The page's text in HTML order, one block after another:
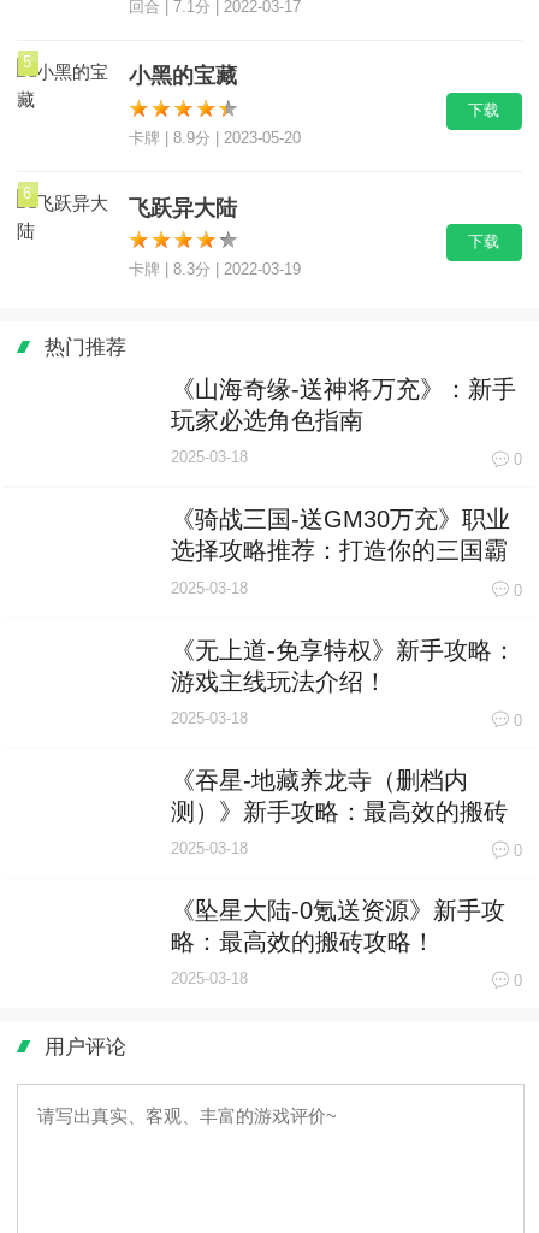
回合 | 7.1分 | 2022-03-17
5
小黑的宝藏
卡牌 | 8.9分 | 2023-05-20
下载
6
飞跃异大陆
卡牌 | 8.3分 | 2022-03-19
下载
热门推荐
《山海奇缘-送神将万充》：新手
玩家必选角色指南
2025-03-18 0
《骑战三国-送GM30万充》职业
选择攻略推荐：打造你的三国霸
主之路
2025-03-18 0
《无上道-免享特权》新手攻略：
游戏主线玩法介绍！
2025-03-18 0
《吞星-地藏养龙寺（删档内
测）》新手攻略：最高效的搬砖
攻略！
2025-03-18 0
《坠星大陆-0氪送资源》新手攻
略：最高效的搬砖攻略！
2025-03-18 0
用户评论